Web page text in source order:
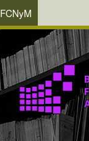
FCNyM